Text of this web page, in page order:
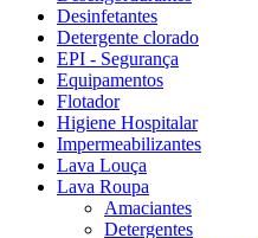
Desinfetantes
Detergente clorado
EPI - Segurança
Equipamentos
Flotador
Higiene Hospitalar
Impermeabilizantes
Lava Louça
Lava Roupa
Amaciantes
Detergentes